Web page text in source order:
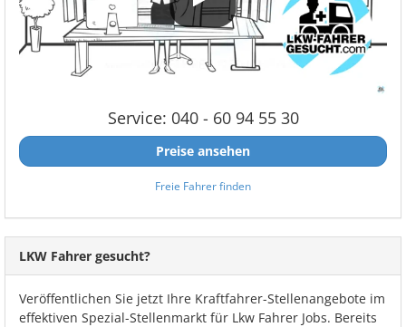
Service: 040 - 60 94 55 30
Preise ansehen
Freie Fahrer finden
LKW Fahrer gesucht?
Veröffentlichen Sie jetzt Ihre Kraftfahrer-Stellenangebote im
effektiven Spezial-Stellenmarkt für Lkw Fahrer Jobs. Bereits